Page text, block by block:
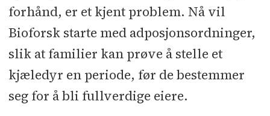
forhånd, er et kjent problem. Nå vil
Bioforsk starte med adposjonsordninger,
slik at familier kan prøve å stelle et
kjæledyr en periode, før de bestemmer
seg for å bli fullverdige eiere.